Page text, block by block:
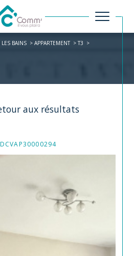
BAINS APPARTEMENT
T3
aux résultats